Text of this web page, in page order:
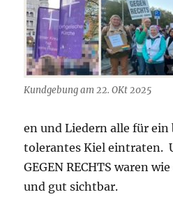
Kundgebung am 22. OKt 2025
en und Liedern alle für
tolerantes Kiel eintraten.
GEGEN RECHTS waren
und gut sichtbar.